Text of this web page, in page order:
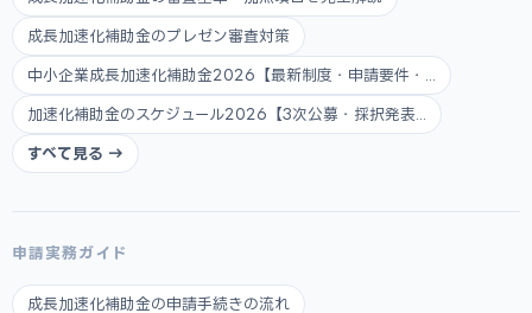
成長加速化補助金のプレゼン審査対策
中小企業成長加速化補助金2026【最新制度・申請要件・...
加速化補助金のスケジュール2026【3次公募・採択発表...
すべて見る →
申請実務ガイド
成長加速化補助金の申請手続きの流れ